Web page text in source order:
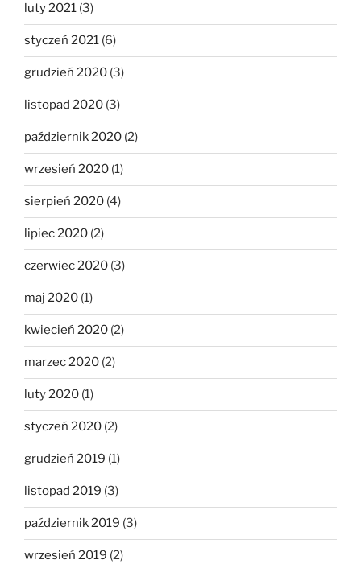
luty 2021 (3)
styczeń 2021 (6)
grudzień 2020 (3)
listopad 2020 (3)
październik 2020 (2)
wrzesień 2020 (1)
sierpień 2020 (4)
lipiec 2020 (2)
czerwiec 2020 (3)
maj 2020 (1)
kwiecień 2020 (2)
marzec 2020 (2)
luty 2020 (1)
styczeń 2020 (2)
grudzień 2019 (1)
listopad 2019 (3)
październik 2019 (3)
wrzesień 2019 (2)